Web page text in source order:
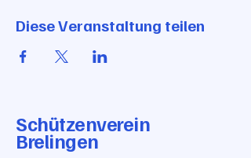
Diese Veranstaltung teilen
Schützenverein
Brelingen